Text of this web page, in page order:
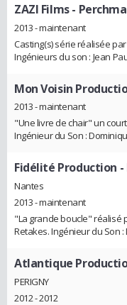
ZAZI Films-
2013 - maintenant
Casting(s) série réalisée
Ingénieurs du son : Jean
Mon Voisin
2013 - maintenant
"Une livre de chair" un
Ingénieur du Son :
Fidélité Production
Nantes
2013 - maintenant
"La grande boucle" réalisé
Retakes. Ingénieur du Son
Atlantique
PERIGNY
2012 - 2012